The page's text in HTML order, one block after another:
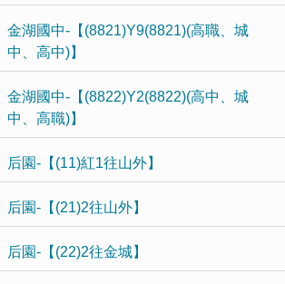
金湖國中-【(8821)Y9(8821)(高職、城
中、高中)】
金湖國中-【(8822)Y2(8822)(高中、城
中、高職)】
后園-【(11)紅1往山外】
后園-【(21)2往山外】
后園-【(22)2往金城】